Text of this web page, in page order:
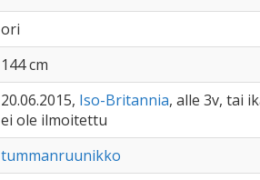
ori
144 cm
20.06.2015, Iso-Britannia, alle 3v, tai
ei ole ilmoitettu
tummanruunikko